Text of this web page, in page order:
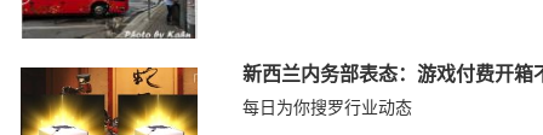
新西兰内务部表态：游戏付费开箱
每日为你搜罗行业动态